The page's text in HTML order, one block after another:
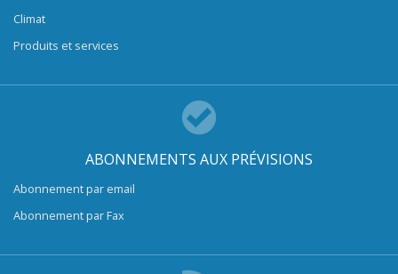
Climat
Produits et services
ABONNEMENTS AUX PRÉVISIONS
Abonnement par email
Abonnement par Fax